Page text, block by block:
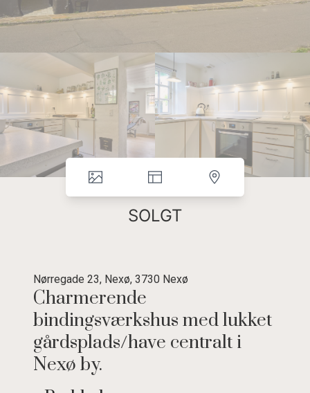
SOLGT
Nørregade 23, Nexø, 3730 Nexø
Charmerende
bindingsværkshus med lukket
gårdsplads/have centralt i
Nexø by.